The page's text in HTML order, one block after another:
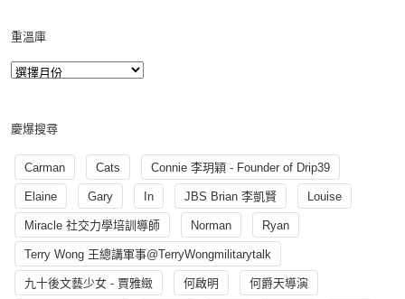
重溫庫
慶爆搜尋
Carman Cats Connie 李玥穎 - Founder of Drip39
Elaine Gary In JBS Brian 李凱賢 Louise
Miracle 社交力學培訓導師 Norman Ryan
Terry Wong 王總講軍事@TerryWongmilitarytalk
九十後文藝少女 - 賈雅緻 何啟明 何爵天導演